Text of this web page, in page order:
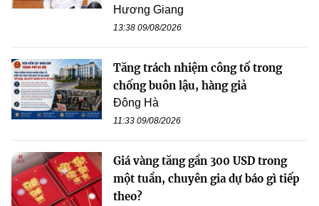
Hương Giang
13:38 09/08/2026
Tăng trách nhiệm công tố trong
chống buôn lậu, hàng giả
Đông Hà
11:33 09/08/2026
Giá vàng tăng gần 300 USD trong
một tuần, chuyên gia dự báo gì tiếp
theo?